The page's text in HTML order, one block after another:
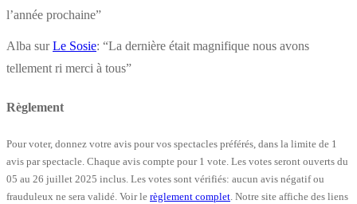
l’année prochaine”
Alba surLe Sosie: “La dernière était magnifique nous avons
tellement ri merci à tous”
Règlement
Pour voter, donnez votre avis pour vos spectacles préférés, dans la limite de 1
avis par spectacle. Chaque avis compte pour 1 vote. Les votes seront ouverts du
05 au 26 juillet 2025 inclus. Les votes sont vérifiés: aucun avis négatif ou
frauduleux ne sera validé. Voir le règlement complet. Notre site affiche des liens